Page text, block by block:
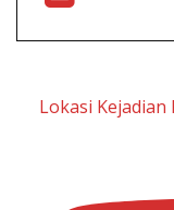
Lokasi